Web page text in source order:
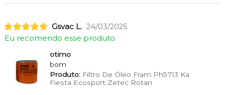
Gsvac L. 24/03/2025
Eu recomendo esse produto.
otimo
bom
Produto:Filtro De Óleo Fram Ph5713 Ka
Fiesta Ecosport Zetec Rotan